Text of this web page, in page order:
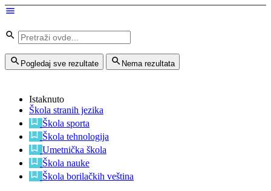
Pogledaj sve rezultate Nema rezultata
Istaknuto
Škola stranih jezika
Škola sporta
Škola tehnologija
Umetnička škola
Škola nauke
Škola borilačkih veština